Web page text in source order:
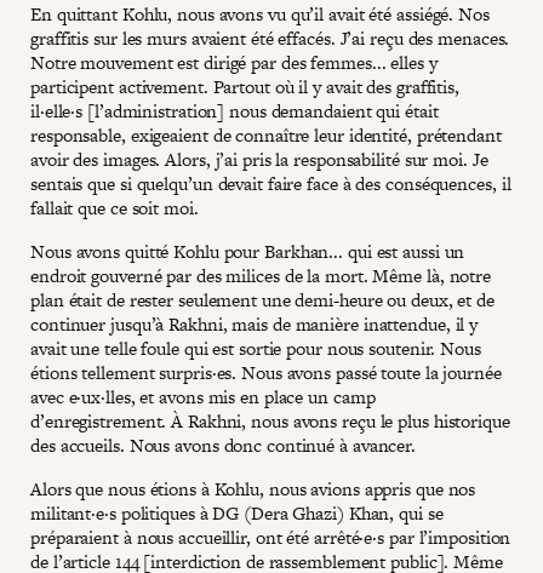
En quittant Kohlu, nous avons vu qu’il avait été assiégé. Nos
graffitis sur les murs avaient été effacés. J’ai reçu des menaces.
Notre mouvement est dirigé par des femmes... elles y
participent activement. Partout où il y avait des graffitis,
il·elle·s [l’administration] nous demandaient qui était
responsable, exigeaient de connaître leur identité, prétendant
avoir des images. Alors, j’ai pris la responsabilité sur moi. Je
sentais que si quelqu’un devait faire face à des conséquences, il
fallait que ce soit moi.
Nous avons quitté Kohlu pour Barkhan... qui est aussi un
endroit gouverné par des milices de la mort. Même là, notre
plan était de rester seulement une demi-heure ou deux, et de
continuer jusqu’à Rakhni, mais de manière inattendue, il y
avait une telle foule qui est sortie pour nous soutenir. Nous
étions tellement surpris·es. Nous avons passé toute la journée
avec e·ux·lles, et avons mis en place un camp
d’enregistrement. À Rakhni, nous avons reçu le plus historique
des accueils. Nous avons donc continué à avancer.
Alors que nous étions à Kohlu, nous avions appris que nos
militant·e·s politiques à DG (Dera Ghazi) Khan, qui se
préparaient à nous accueillir, ont été arrêté·e·s par l’imposition
de l’article 144 [interdiction de rassemblement public]. Même